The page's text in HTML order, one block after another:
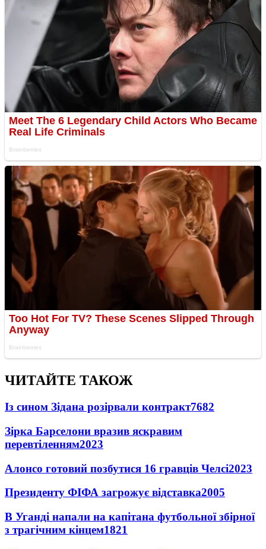
ЧИТАЙТЕ ТАКОЖ
Із сином Зідана розірвали контракт7682
Зірка Барселони вразив яскравим
перевтіленням2023
Алонсо готовий позбутися 16 гравців Челсі2023
Президенту ФІФА загрожує відставка2005
В Уганді напали на капітана футбольної збірної
з трагічним кінцем1821